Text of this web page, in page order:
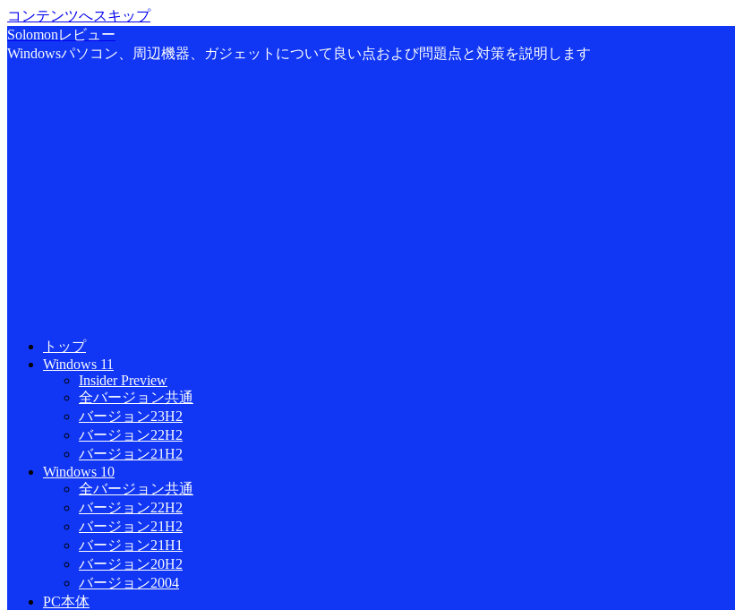
コンテンツへスキップ
Solomonレビュー
Windowsパソコン、周辺機器、ガジェットについて良い点および問題点と対策を説明します
トップ
Windows 11
Insider Preview
全バージョン共通
バージョン23H2
バージョン22H2
バージョン21H2
Windows 10
全バージョン共通
バージョン22H2
バージョン21H2
バージョン21H1
バージョン20H2
バージョン2004
PC本体